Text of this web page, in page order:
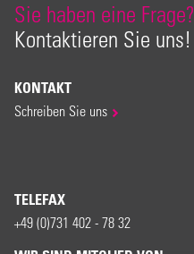
Sie haben eine Frage?
Kontaktieren Sie uns!
KONTAKT
Schreiben Sie uns
TELEFAX
+49 (0)731 402 - 78 32